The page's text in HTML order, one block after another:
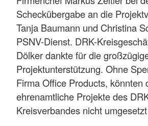
Scheckübergabe an die
Tanja Baumann und Christina
PSNV-Dienst. DRK-
Dölker dankte für die
Projektunterstützung. Ohne
Firma Office Products, könnten
ehrenamtliche Projekte des
Kreisverbandes nicht